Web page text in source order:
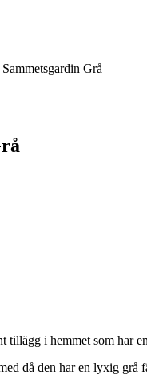
Grå
tillägg i hemmet som har
då den har en lyxig grå